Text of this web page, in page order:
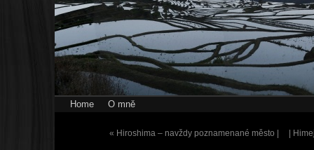
Home O mně
« Hiroshima – navždy poznamenané město | |